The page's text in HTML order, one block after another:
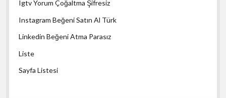
Igtv Yorum Çoğaltma Şifresiz
Instagram Beğeni Satın Al Türk
Linkedin Beğeni Atma Parasız
Liste
Sayfa Listesi